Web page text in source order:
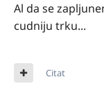
Al da se
cudniju trku...
Citat